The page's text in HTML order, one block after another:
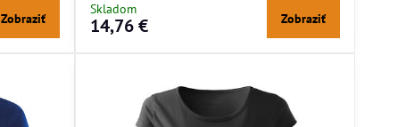
Zobraziť
Skladom
14,76 € Zobraziť